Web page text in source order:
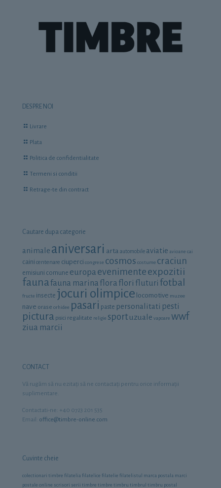
DESPRE NOI
Livrare
Plata
Politica de confidentialitate
Termeni si conditii
Retrage-te din contract
Cautare dupa categorie
animale aniversari arta automobile aviatie avioane cai
caini centenare ciuperci congrese cosmos costume craciun
emisiuni comune europa evenimenteexpozitii
faunafauna marina flora flori fluturi fotbal
fructe insecte jocuri olimpice locomotive muzee
nave orase orhidee pasari paste personalitati pesti
pictura pisici regalitate religie sport uzuale vapoare wwf
ziua marcii
CONTACT
Vă rugăm să nu ezitaţi să ne contactaţi pentru orice informaţii
suplimentare.
Contactati-ne: +40 0723 201 535
Email: office@timbre-online.com
Cuvinte cheie
colectionari timbre filatelia filatelice filatelie filatelistul marca postala marci
postale online scrisori serii timbre timbre timbru timbrul timbru postal